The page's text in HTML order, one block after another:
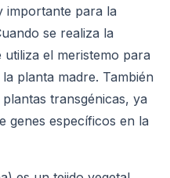
importante para la
se realiza la
el meristemo para
planta madre. También
transgénicas, ya
genes específicos en la